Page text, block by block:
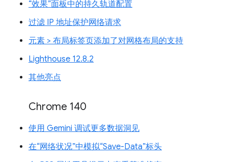
“效果”面板中的持久轨道配置
过滤 IP 地址保护网络请求
元素 > 布局标签页添加了对网格布局的支持
Lighthouse 12.8.2
其他亮点
Chrome 140
使用 Gemini 调试更多数据洞见
在“网络状况”中模拟“Save-Data”标头